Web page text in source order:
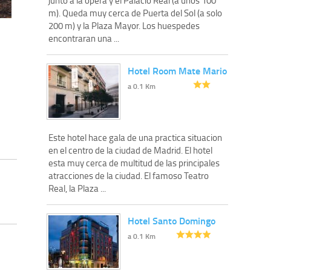
m). Queda muy cerca de Puerta del Sol (a solo
200 m) y la Plaza Mayor. Los huespedes
encontraran una ...
Hotel Room Mate Mario
a 0.1 Km
Este hotel hace gala de una practica situacion
en el centro de la ciudad de Madrid. El hotel
esta muy cerca de multitud de las principales
atracciones de la ciudad. El famoso Teatro
Real, la Plaza ...
Hotel Santo Domingo
a 0.1 Km